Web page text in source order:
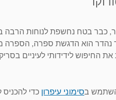
כבר בטח נחשפת לנוחות הרבה
נהדר הוא הדגשת ספרה, הספרה
החיפוש לידידותי לעיניים
השתמש בסימוני עיפרון כדי